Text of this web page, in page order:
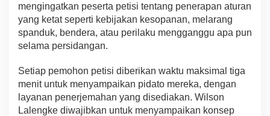
mengingatkan peserta petisi tentang penerapan aturan
yang ketat seperti kebijakan kesopanan, melarang
spanduk, bendera, atau perilaku mengganggu apa pun
selama persidangan.
Setiap pemohon petisi diberikan waktu maksimal tiga
menit untuk menyampaikan pidato mereka, dengan
layanan penerjemahan yang disediakan. Wilson
Lalengke diwajibkan untuk menyampaikan konsep